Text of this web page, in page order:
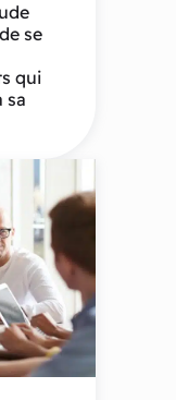
se
qui
sa